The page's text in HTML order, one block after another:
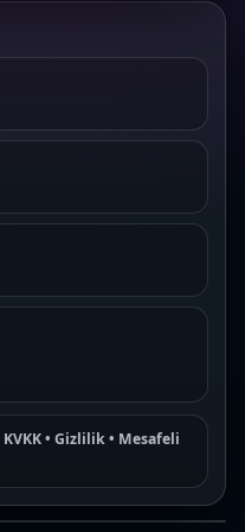
KVKK• Gizlilik• Mesafeli